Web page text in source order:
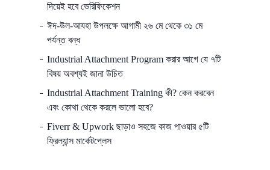
দিয়েই হবে ভেরিফিকেশন
ঈদ-উল-আযহা উপলক্ষে আগামী ২৬ মে থেকে ৩১ মে
পর্যন্ত বন্ধ
Industrial Attachment Program করার আগে যে ৭টি
বিষয় অবশ্যই জানা উচিত
Industrial Attachment Training কী? কেন করবেন
এবং কোথা থেকে করলে ভালো হবে?
Fiverr & Upwork ছাড়াও সহজে কাজ পাওয়ার ৫টি
ফ্রিল্যান্স মার্কেটপ্লেস